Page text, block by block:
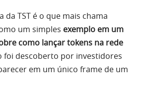
da TST é o que mais chama
um simples exemplo em um
como lançar tokens na rede
foi descoberto por investidores
em um único frame de um